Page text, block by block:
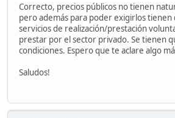
Correcto, precios públicos no tienen
pero además para poder exigirlos tienen
servicios de realización/prestación
prestar por el sector privado. Se tienen
condiciones. Espero que te aclare algo
Saludos!